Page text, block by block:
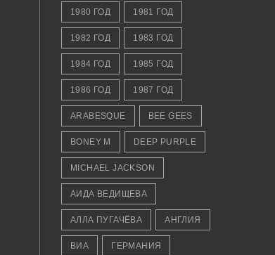
1980 ГОД 1981 ГОД
1982 ГОД 1983 ГОД
1984 ГОД 1985 ГОД
1986 ГОД 1987 ГОД
ARABESQUE BEE GEES
BONEY M DEEP PURPLE
MICHAEL JACKSON
АИДА ВЕДИЩЕВА
АЛЛА ПУГАЧЁВА АНГЛИЯ
ВИА ГЕРМАНИЯ